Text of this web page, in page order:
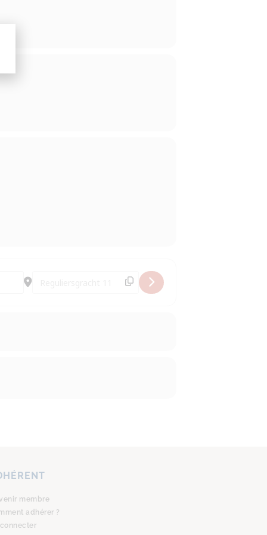
Destination Address - Dîner espagnol [0alTWngKv]
membre
adhérer ?